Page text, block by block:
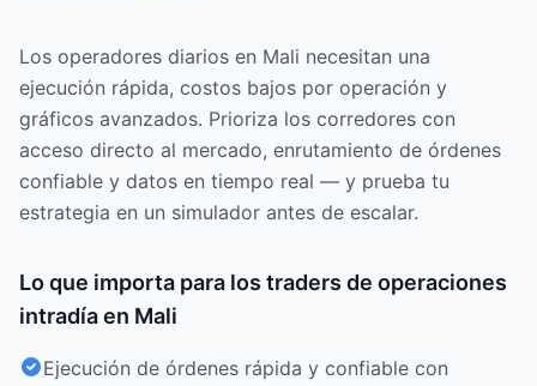
Los operadores diarios en Mali necesitan una
ejecución rápida, costos bajos por operación y
gráficos avanzados. Prioriza los corredores con
acceso directo al mercado, enrutamiento de órdenes
confiable y datos en tiempo real — y prueba tu
estrategia en un simulador antes de escalar.
Lo que importa para los traders de operaciones
intradía en Mali
Ejecución de órdenes rápida y confiable con